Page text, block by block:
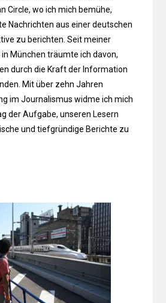
Circle, wo ich mich bemühe,
Nachrichten aus einer deutschen
zu berichten. Seit meiner
in München träumte ich davon,
durch die Kraft der Information
Mit über zehn Jahren
im Journalismus widme ich mich
der Aufgabe, unseren Lesern
und tiefgründige Berichte zu